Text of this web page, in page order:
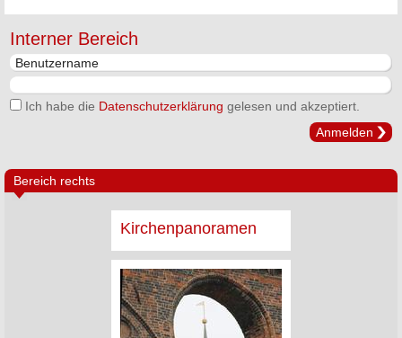
Interner Bereich
Ich habe die Datenschutzerklärung gelesen und akzeptiert.
Anmelden
Bereich rechts
Kirchenpanoramen